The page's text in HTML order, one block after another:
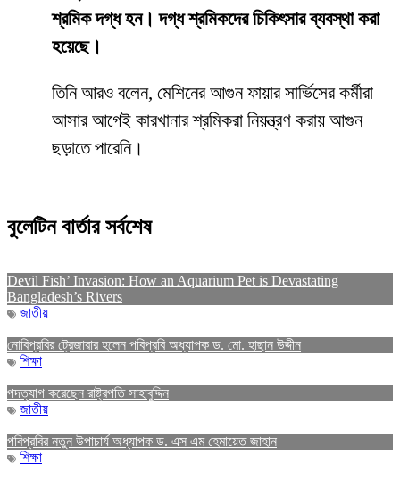
শ্রমিক দগ্ধ হন। দগ্ধ শ্রমিকদের চিকিৎসার ব্যবস্থা করা
হয়েছে।
তিনি আরও বলেন, মেশিনের আগুন ফায়ার সার্ভিসের কর্মীরা
আসার আগেই কারখানার শ্রমিকরা নিয়ন্ত্রণ করায় আগুন
ছড়াতে পারেনি।
বুলেটিন বার্তার সর্বশেষ
Devil Fish’ Invasion: How an Aquarium Pet is Devastating
Bangladesh’s Rivers
জাতীয়
নোবিপ্রবির ট্রেজারার হলেন পবিপ্রবি অধ্যাপক ড. মো. হাছান উদ্দীন
শিক্ষা
পদত্যাগ করেছেন রাষ্ট্রপতি সাহাবুদ্দিন
জাতীয়
পবিপ্রবির নতুন উপাচার্য অধ্যাপক ড. এস এম হেমায়েত জাহান
শিক্ষা